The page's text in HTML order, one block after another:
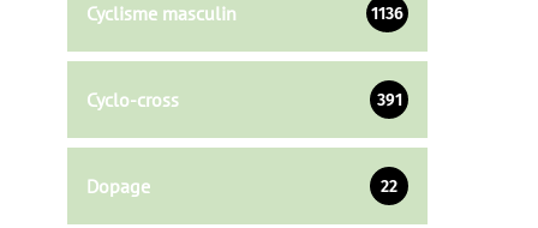
Cyclisme masculin 1136
Cyclo-cross 391
Dopage 22